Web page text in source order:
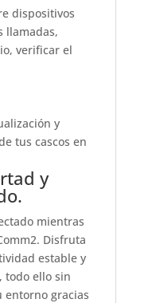
dispositivos
llamadas,
verificar el
y
tus cascos en
y
mientras
Disfruta
estable y
todo ello sin
entorno gracias